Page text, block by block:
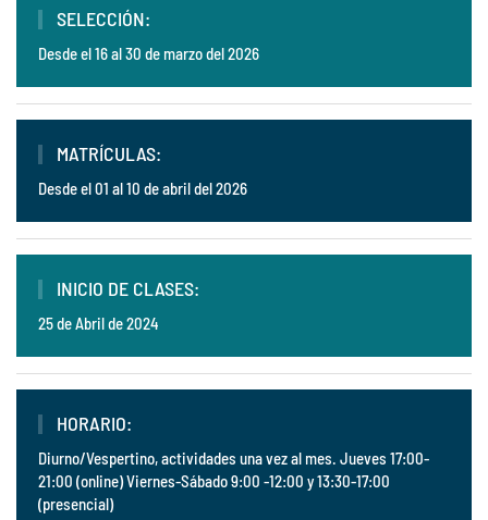
SELECCIÓN:
Desde el 16 al 30 de marzo del 2026
MATRÍCULAS:
Desde el 01 al 10 de abril del 2026
INICIO DE CLASES:
25 de Abril de 2024
HORARIO:
Diurno/Vespertino, actividades una vez al mes. Jueves 17:00-
21:00 (online) Viernes-Sábado 9:00 -12:00 y 13:30-17:00
(presencial)